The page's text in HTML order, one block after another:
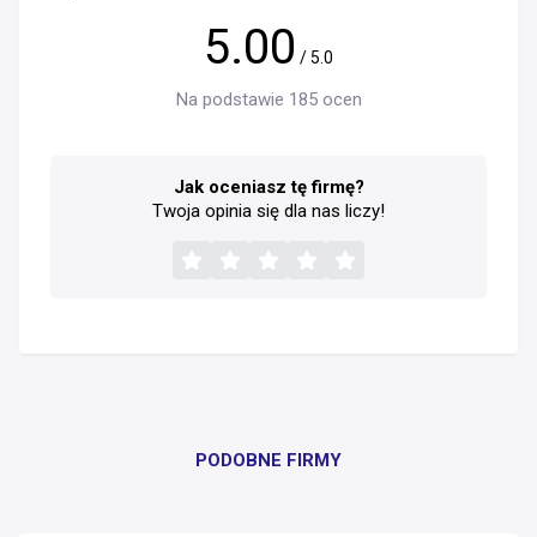
5.00 / 5.0
Na podstawie 185 ocen
Jak oceniasz tę firmę?
Twoja opinia się dla nas liczy!
PODOBNE FIRMY